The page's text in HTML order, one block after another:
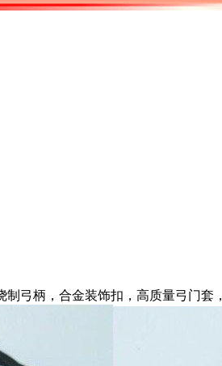
弓柄，合金装饰扣，高质量弓门套